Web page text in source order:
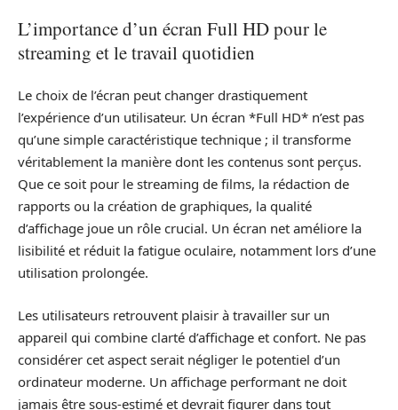
L’importance d’un écran Full HD pour le
streaming et le travail quotidien
Le choix de l’écran peut changer drastiquement
l’expérience d’un utilisateur. Un écran *Full HD* n’est pas
qu’une simple caractéristique technique ; il transforme
véritablement la manière dont les contenus sont perçus.
Que ce soit pour le streaming de films, la rédaction de
rapports ou la création de graphiques, la qualité
d’affichage joue un rôle crucial. Un écran net améliore la
lisibilité et réduit la fatigue oculaire, notamment lors d’une
utilisation prolongée.
Les utilisateurs retrouvent plaisir à travailler sur un
appareil qui combine clarté d’affichage et confort. Ne pas
considérer cet aspect serait négliger le potentiel d’un
ordinateur moderne. Un affichage performant ne doit
jamais être sous-estimé et devrait figurer dans tout